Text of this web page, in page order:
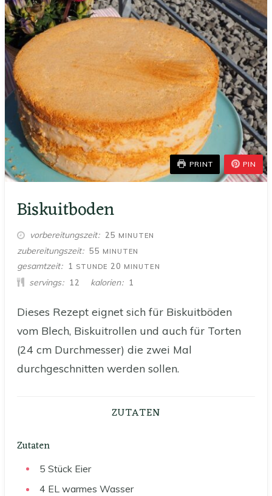
PRINT PIN
Biskuitboden
vorbereitungszeit 25 MINUTEN
MINUTEN
zubereitungszeit 55 MINUTEN
MINUTEN
gesamtzeit 1 STUNDE
STUNDE 20 MINUTEN
MINUTEN
servings 12 kalorien 1
Dieses Rezept eignet sich für Biskuitböden
vom Blech, Biskuitrollen und auch für Torten
(24 cm Durchmesser) die zwei Mal
durchgeschnitten werden sollen.
ZUTATEN
Zutaten
5 Stück Eier
4 EL warmes Wasser